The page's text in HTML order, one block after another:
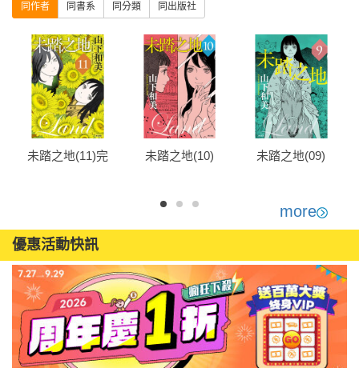
同作者 同書系 同分類 同出版社
未踏之地(11)完 未踏之地(10) 未踏之地(09)
more
優惠活動快訊